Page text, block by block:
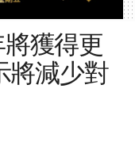
將獲得更
將減少對